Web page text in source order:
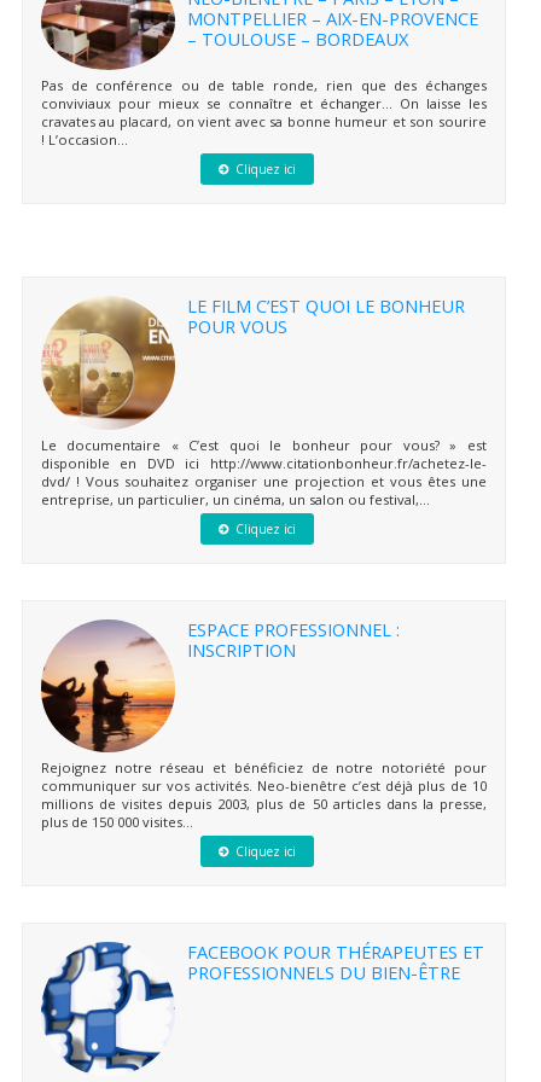
MONTPELLIER – AIX-EN-PROVENCE
– TOULOUSE – BORDEAUX
Pas de conférence ou de table ronde, rien que des échanges
conviviaux pour mieux se connaître et échanger… On laisse les
cravates au placard, on vient avec sa bonne humeur et son sourire
! L’occasion...
Cliquez ici
LE FILM C’EST QUOI LE BONHEUR
POUR VOUS
Le documentaire « C’est quoi le bonheur pour vous? » est
disponible en DVD ici http://www.citationbonheur.fr/achetez-le-
dvd/ ! Vous souhaitez organiser une projection et vous êtes une
entreprise, un particulier, un cinéma, un salon ou festival,...
Cliquez ici
ESPACE PROFESSIONNEL :
INSCRIPTION
Rejoignez notre réseau et bénéficiez de notre notoriété pour
communiquer sur vos activités. Neo-bienêtre c’est déjà plus de 10
millions de visites depuis 2003, plus de 50 articles dans la presse,
plus de 150 000 visites...
Cliquez ici
FACEBOOK POUR THÉRAPEUTES ET
PROFESSIONNELS DU BIEN-ÊTRE